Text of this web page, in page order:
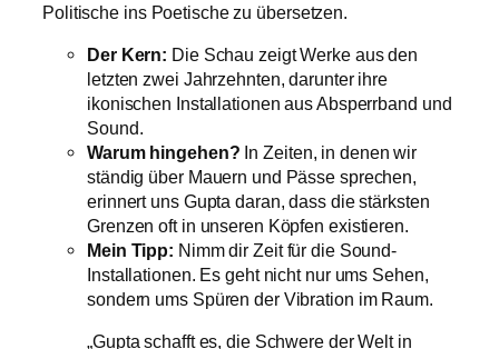
Politische ins Poetische zu übersetzen.
Der Kern: Die Schau zeigt Werke aus den
letzten zwei Jahrzehnten, darunter ihre
ikonischen Installationen aus Absperrband und
Sound.
Warum hingehen? In Zeiten, in denen wir
ständig über Mauern und Pässe sprechen,
erinnert uns Gupta daran, dass die stärksten
Grenzen oft in unseren Köpfen existieren.
Mein Tipp: Nimm dir Zeit für die Sound-
Installationen. Es geht nicht nur ums Sehen,
sondern ums Spüren der Vibration im Raum.
„Gupta schafft es, die Schwere der Welt in